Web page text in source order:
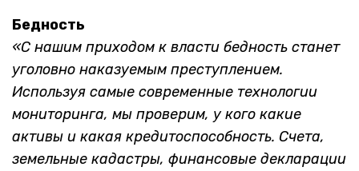
Бедность
«С нашим приходом к власти бедность станет
уголовно наказуемым преступлением.
Используя самые современные технологии
мониторинга, мы проверим, у кого какие
активы и какая кредитоспособность. Счета,
земельные кадастры, финансовые декларации